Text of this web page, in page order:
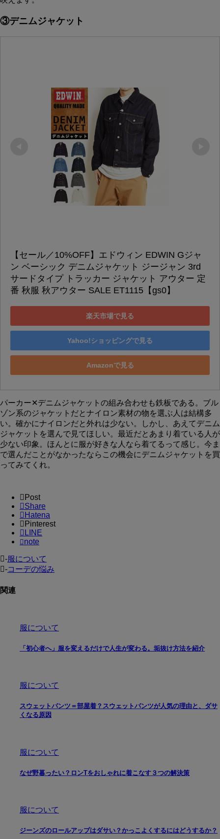
③デニムジャケット
【セール／10%OFF】エドウィン EDWIN Gジャ
ン ベーシック デニムジャケット ジージャン 3rd
サードタイプ トラッカー ジャケット アウター 定
番 秋服 秋アウター SALE ET1115【gs0】
楽天市場で見る
Yahoo!ショッピングで見る
Amazonで見る
パーカー✕デニムジャケットの組み合わせも鉄板である。ブル
ゾン系のジャケットだとナイロン素材の物を選ぶ人は結構多
い。確かにナイロンだと外れは少ない。しかし、あえてデニム
ジャケットを選んで見てほしい。最近だとあまり着ている人が
少ない印象。ほんとに服が好きな人なら着てるって感じ。今ま
で選んだことがなかったならこの機会にデニムジャケットを買
ってみてくれ。
Post
Share
Hatena
Pinterest
LINE
note
-服について
-コーデの悩み
関連
服について
「初心者へ」服を変えるだけで人生が変わる。垢抜け方法を紹介
服について
スウェットパンツ＝部屋着？スウェットパンツが人気の理由と、ダサ
くなる原因
服について
なぜ野暮ったい？ロンTをおしゃれに着こなす３つの解決策
服について
ジーンズのロールアップはダサい？かっこよくするにはどうするか？